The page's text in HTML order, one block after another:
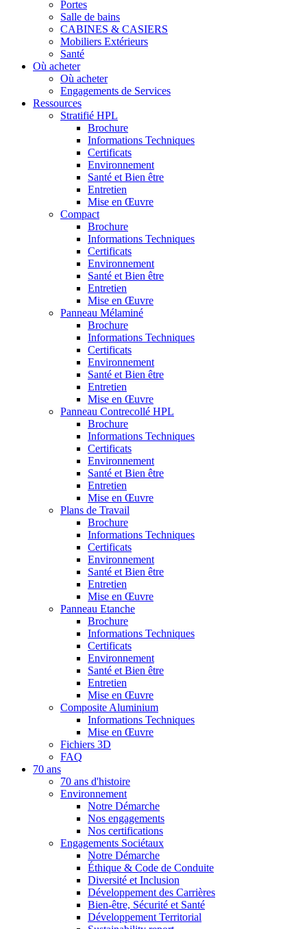
Portes
Salle de bains
CABINES & CASIERS
Mobiliers Extérieurs
Santé
Où acheter
Où acheter
Engagements de Services
Ressources
Stratifié HPL
Brochure
Informations Techniques
Certificats
Environnement
Santé et Bien être
Entretien
Mise en Œuvre
Compact
Brochure
Informations Techniques
Certificats
Environnement
Santé et Bien être
Entretien
Mise en Œuvre
Panneau Mélaminé
Brochure
Informations Techniques
Certificats
Environnement
Santé et Bien être
Entretien
Mise en Œuvre
Panneau Contrecollé HPL
Brochure
Informations Techniques
Certificats
Environnement
Santé et Bien être
Entretien
Mise en Œuvre
Plans de Travail
Brochure
Informations Techniques
Certificats
Environnement
Santé et Bien être
Entretien
Mise en Œuvre
Panneau Etanche
Brochure
Informations Techniques
Certificats
Environnement
Santé et Bien être
Entretien
Mise en Œuvre
Composite Aluminium
Informations Techniques
Mise en Œuvre
Fichiers 3D
FAQ
70 ans
70 ans d'histoire
Environnement
Notre Démarche
Nos engagements
Nos certifications
Engagements Sociétaux
Notre Démarche
Éthique & Code de Conduite
Diversité et Inclusion
Développement des Carrières
Bien-être, Sécurité et Santé
Développement Territorial